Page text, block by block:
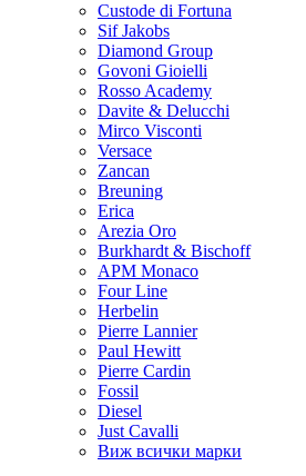
Custode di Fortuna
Sif Jakobs
Diamond Group
Govoni Gioielli
Rosso Academy
Davite & Delucchi
Mirco Visconti
Versace
Zancan
Breuning
Erica
Arezia Oro
Burkhardt & Bischoff
APM Monaco
Four Line
Herbelin
Pierre Lannier
Paul Hewitt
Pierre Cardin
Fossil
Diesel
Just Cavalli
Виж всички марки